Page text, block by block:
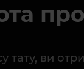
тату, ви